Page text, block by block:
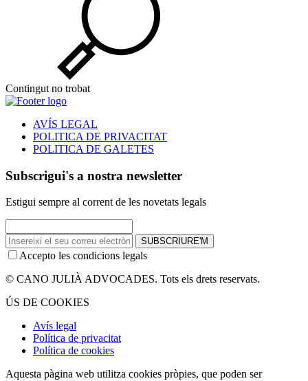
Contingut no trobat
AVÍS LEGAL
POLITICA DE PRIVACITAT
POLITICA DE GALETES
Subscrigui's a nostra newsletter
Estigui sempre al corrent de les novetats legals
SUBSCRIURE'M
Accepto les condicions legals
© CANO JULIÀ ADVOCADES. Tots els drets reservats.
ÚS DE COOKIES
Avís legal
Política de privacitat
Política de cookies
Aquesta pàgina web utilitza cookies pròpies, que poden ser